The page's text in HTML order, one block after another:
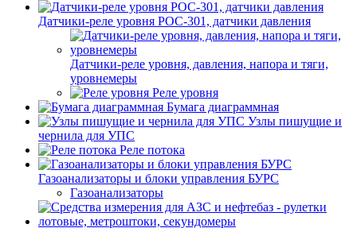
Датчики-реле уровня РОС-301, датчики давления
Датчики-реле уровня, давления, напора и тяги,
уровнемеры
Реле уровня
Бумага диаграммная
Узлы пишущие и
чернила для УПС
Реле потока
Газоанализаторы и блоки управления БУРС
Газоанализаторы